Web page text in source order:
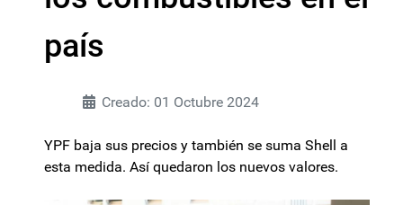
país
Creado: 01 Octubre 2024
YPF baja sus precios y también se suma Shell a
esta medida. Así quedaron los nuevos valores.